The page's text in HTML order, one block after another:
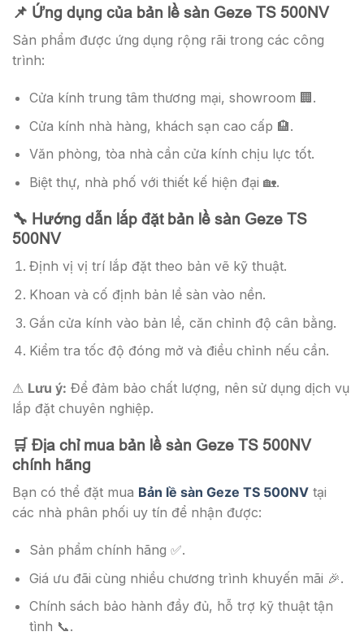
📌 Ứng dụng của bản lề sàn Geze TS 500NV
Sản phẩm được ứng dụng rộng rãi trong các công
trình:
Cửa kính trung tâm thương mại, showroom 🏢.
Cửa kính nhà hàng, khách sạn cao cấp 🏨.
Văn phòng, tòa nhà cần cửa kính chịu lực tốt.
Biệt thự, nhà phố với thiết kế hiện đại 🏡.
🔧 Hướng dẫn lắp đặt bản lề sàn Geze TS
500NV
Định vị vị trí lắp đặt theo bản vẽ kỹ thuật.
Khoan và cố định bản lề sàn vào nền.
Gắn cửa kính vào bản lề, căn chỉnh độ cân bằng.
Kiểm tra tốc độ đóng mở và điều chỉnh nếu cần.
⚠ Lưu ý: Để đảm bảo chất lượng, nên sử dụng dịch vụ
lắp đặt chuyên nghiệp.
🛒 Địa chỉ mua bản lề sàn Geze TS 500NV
chính hãng
Bạn có thể đặt mua Bản lề sàn Geze TS 500NV tại
các nhà phân phối uy tín để nhận được:
Sản phẩm chính hãng ✅.
Giá ưu đãi cùng nhiều chương trình khuyến mãi 🎉.
Chính sách bảo hành đầy đủ, hỗ trợ kỹ thuật tận
tình 📞.